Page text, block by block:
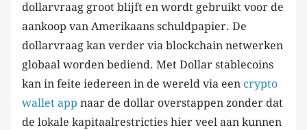
dollarvraag groot blijft en wordt gebruikt voor de
aankoop van Amerikaans schuldpapier. De
dollarvraag kan verder via blockchain netwerken
globaal worden bediend. Met Dollar stablecoins
kan in feite iedereen in de wereld via een crypto
wallet app naar de dollar overstappen zonder dat
de lokale kapitaalrestricties hier veel aan kunnen